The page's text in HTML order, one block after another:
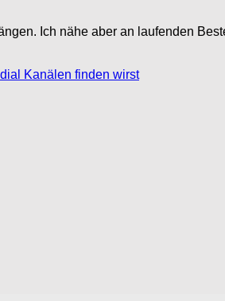
Ich nähe aber an laufenden